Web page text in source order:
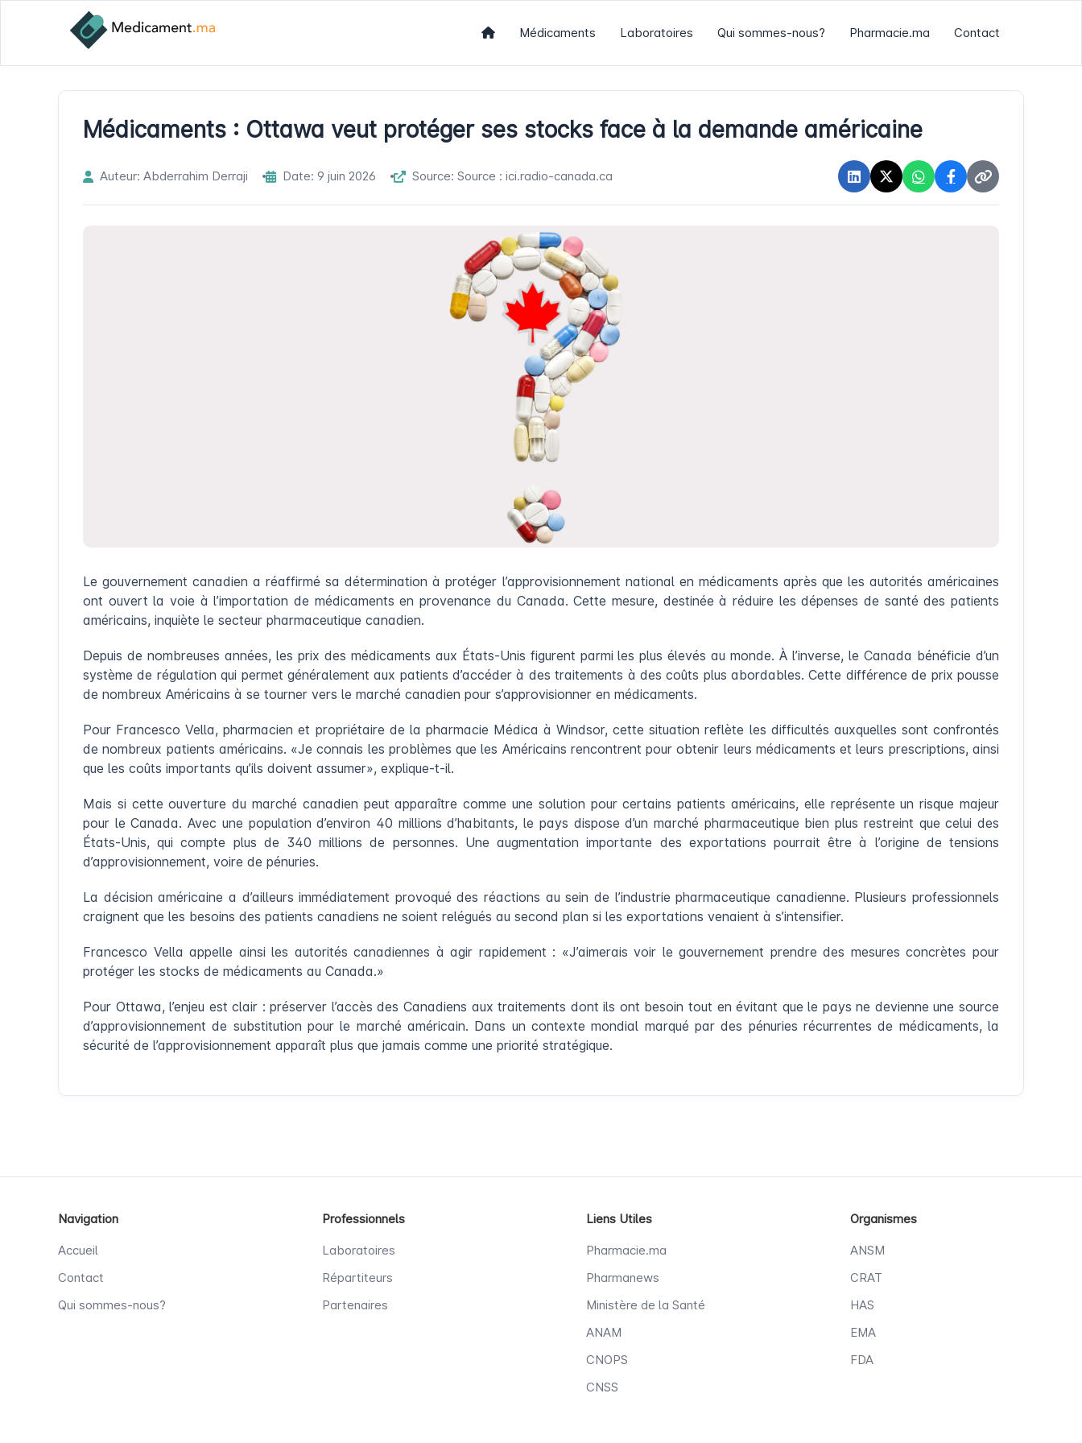
Médicaments Laboratoires Qui sommes-nous? Pharmacie.ma Contact
Médicaments : Ottawa veut protéger ses stocks face à la demande américaine
Auteur: Abderrahim Derraji Date: 9 juin 2026 Source: Source : ici.radio-canada.ca
Le gouvernement canadien a réaffirmé sa détermination à protéger l’approvisionnement national en médicaments après que les autorités américaines
ont ouvert la voie à l’importation de médicaments en provenance du Canada. Cette mesure, destinée à réduire les dépenses de santé des patients
américains, inquiète le secteur pharmaceutique canadien.
Depuis de nombreuses années, les prix des médicaments aux États-Unis figurent parmi les plus élevés au monde. À l’inverse, le Canada bénéficie d’un
système de régulation qui permet généralement aux patients d’accéder à des traitements à des coûts plus abordables. Cette différence de prix pousse
de nombreux Américains à se tourner vers le marché canadien pour s’approvisionner en médicaments.
Pour Francesco Vella, pharmacien et propriétaire de la pharmacie Médica à Windsor, cette situation reflète les difficultés auxquelles sont confrontés
de nombreux patients américains. «Je connais les problèmes que les Américains rencontrent pour obtenir leurs médicaments et leurs prescriptions, ainsi
que les coûts importants qu’ils doivent assumer», explique-t-il.
Mais si cette ouverture du marché canadien peut apparaître comme une solution pour certains patients américains, elle représente un risque majeur
pour le Canada. Avec une population d’environ 40 millions d’habitants, le pays dispose d’un marché pharmaceutique bien plus restreint que celui des
États-Unis, qui compte plus de 340 millions de personnes. Une augmentation importante des exportations pourrait être à l’origine de tensions
d’approvisionnement, voire de pénuries.
La décision américaine a d’ailleurs immédiatement provoqué des réactions au sein de l’industrie pharmaceutique canadienne. Plusieurs professionnels
craignent que les besoins des patients canadiens ne soient relégués au second plan si les exportations venaient à s’intensifier.
Francesco Vella appelle ainsi les autorités canadiennes à agir rapidement : «J’aimerais voir le gouvernement prendre des mesures concrètes pour
protéger les stocks de médicaments au Canada.»
Pour Ottawa, l’enjeu est clair : préserver l’accès des Canadiens aux traitements dont ils ont besoin tout en évitant que le pays ne devienne une source
d’approvisionnement de substitution pour le marché américain. Dans un contexte mondial marqué par des pénuries récurrentes de médicaments, la
sécurité de l’approvisionnement apparaît plus que jamais comme une priorité stratégique.
Navigation
Accueil
Contact
Qui sommes-nous?
Professionnels
Laboratoires
Répartiteurs
Partenaires
Liens Utiles
Pharmacie.ma
Pharmanews
Ministère de la Santé
ANAM
CNOPS
CNSS
Organismes
ANSM
CRAT
HAS
EMA
FDA